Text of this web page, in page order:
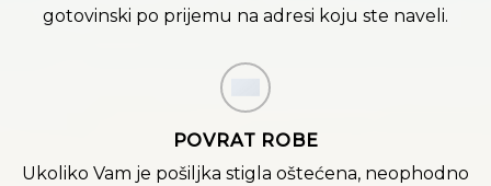
gotovinski po prijemu na adresi koju ste naveli.
POVRAT ROBE
Ukoliko Vam je pošiljka stigla oštećena, neophodno